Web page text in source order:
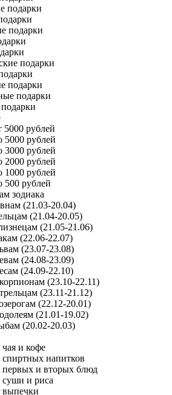
подарки
подарки
подарки
подарки
подарки
5000 рублей
5000 рублей
3000 рублей
2000 рублей
1000 рублей
500 рублей
зодиака
(21.03-20.04)
(21.04-20.05)
(21.05-21.06)
(22.06-22.07)
(23.07-23.08)
(24.08-23.09)
(24.09-22.10)
(23.10-22.11)
(23.11-21.12)
(22.12-20.01)
(21.01-19.02)
(20.02-20.03)
и кофе
спиртных напитков
первых и вторых блюд
суши и риса
выпечки